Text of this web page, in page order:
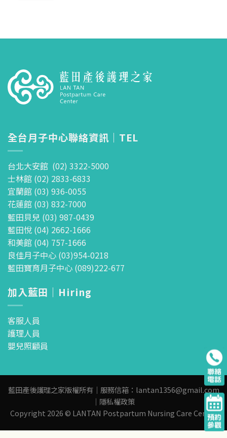
全台月子中心聯絡資訊｜TEL
台北大安館 (02) 3322-5000
士林館 (02) 2833-6833
宜蘭館 (03) 936-0055
花蓮館 (03) 832-7000
藍田貝兒 (03) 987-0439
藍田悅 (04) 2662-1666
和美館 (04) 757-1666
良佳月子中心 (03)954-0218
藍田寶育月子中心 (089)222-677
加入藍田｜Hiring
客服人員
護理人員
嬰兒照顧員
藍田產後護理之家版權所有｜服務信箱： lantan1356@gmail.com
｜ 隱私權政策
Copyright 2026 © LANTAN Postpartum Nursing Care Center